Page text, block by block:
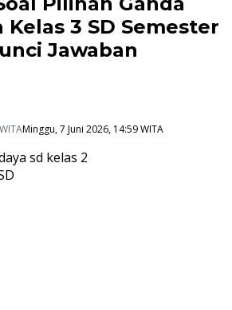
3 SD Semester
Jawaban
Minggu, 7 Juni 2026, 14:59 WITA